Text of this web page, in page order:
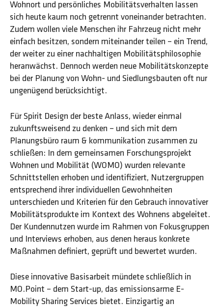
Wohnort und persönliches Mobilitätsverhalten lassen
sich heute kaum noch getrennt voneinander betrachten.
Zudem wollen viele Menschen ihr Fahrzeug nicht mehr
einfach besitzen, sondern miteinander teilen – ein Trend,
der weiter zu einer nachhaltigen Mobilitätsphilosophie
heranwächst. Dennoch werden neue Mobilitätskonzepte
bei der Planung von Wohn- und Siedlungsbauten oft nur
ungenügend berücksichtigt.
Für Spirit Design der beste Anlass, wieder einmal
zukunftsweisend zu denken – und sich mit dem
Planungsbüro raum & kommunikation zusammen zu
schließen: In dem gemeinsamen Forschungsprojekt
Wohnen und Mobilität (WOMO) wurden relevante
Schnittstellen erhoben und identifiziert, Nutzergruppen
entsprechend ihrer individuellen Gewohnheiten
unterschieden und Kriterien für den Gebrauch innovativer
Mobilitätsprodukte im Kontext des Wohnens abgeleitet.
Der Kundennutzen wurde im Rahmen von Fokusgruppen
und Interviews erhoben, aus denen heraus konkrete
Maßnahmen definiert, geprüft und bewertet wurden.
Diese innovative Basisarbeit mündete schließlich in
MO.Point – dem Start-up, das emissionsarme E-
Mobility Sharing Services bietet. Einzigartig an